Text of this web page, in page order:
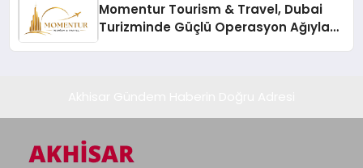
Momentur Tourism & Travel, Dubai
Turizminde Güçlü Operasyon Ağıyla